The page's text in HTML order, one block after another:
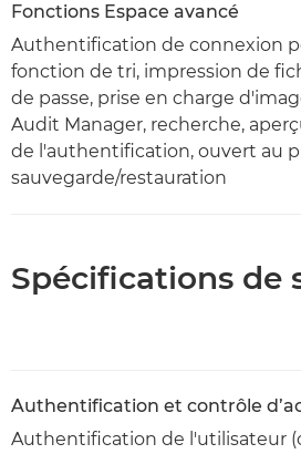
Fonctions Espace avancé
Authentification de connexion
fonction de tri, impression de
de passe, prise en charge
Audit Manager, recherche,
de l'authentification, ouvert au
sauvegarde/restauration
Spécifications de
Authentification et contrôle
Authentification de l'utilisateur